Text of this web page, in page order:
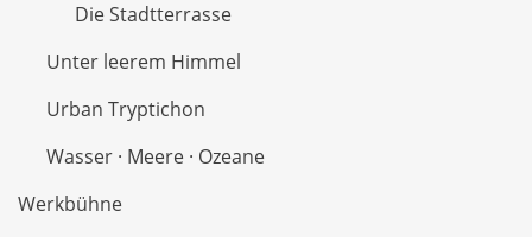
Die Stadtterrasse
Unter leerem Himmel
Urban Tryptichon
Wasser · Meere · Ozeane
Werkbühne